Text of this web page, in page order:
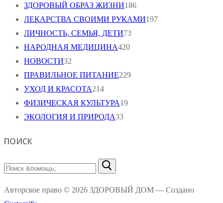
ЗДОРОВЫЙ ОБРАЗ ЖИЗНИ186
ЛЕКАРСТВА СВОИМИ РУКАМИ197
ЛИЧНОСТЬ, СЕМЬЯ, ДЕТИ73
НАРОДНАЯ МЕДИЦИНА420
НОВОСТИ32
ПРАВИЛЬНОЕ ПИТАНИЕ229
УХОД И КРАСОТА214
ФИЗИЧЕСКАЯ КУЛЬТУРА19
ЭКОЛОГИЯ И ПРИРОДА33
ПОИСК
Найти:
Авторское право © 2026 ЗДОРОВЫЙ ДОМ — Создано